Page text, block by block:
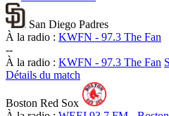
San Diego Padres
À la radio : KWFN - 97.3 The Fan
--
À la radio : KWFN - 97.3 The Fan
Détails du match
Boston Red Sox